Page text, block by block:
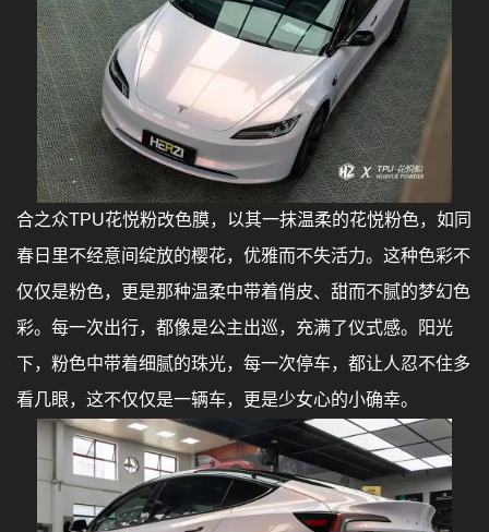
合之众TPU花悦粉改色膜，以其一抹温柔的花悦粉色，如同
春日里不经意间绽放的樱花，优雅而不失活力。这种色彩不
仅仅是粉色，更是那种温柔中带着俏皮、甜而不腻的梦幻色
彩。每一次出行，都像是公主出巡，充满了仪式感。阳光
下，粉色中带着细腻的珠光，每一次停车，都让人忍不住多
看几眼，这不仅仅是一辆车，更是少女心的小确幸。